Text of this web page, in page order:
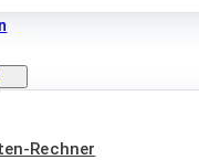
Rechner